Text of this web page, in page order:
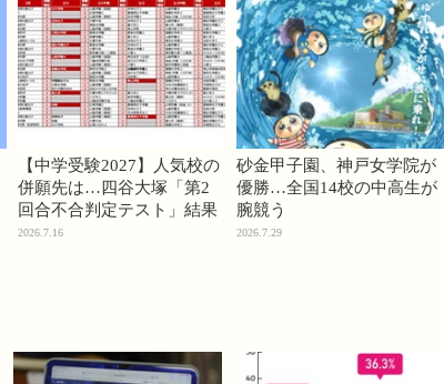
【中学受験2027】人気校の
併願先は…四谷大塚「第2
回合不合判定テスト」結果
2026.7.16
砂金甲子園、神戸女学院が
優勝…全国14校の中高生が
腕競う
2026.7.29